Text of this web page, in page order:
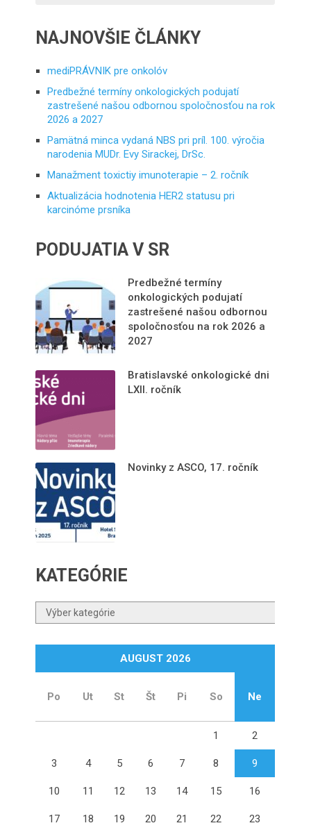
NAJNOVŠIE ČLÁNKY
mediPRÁVNIK pre onkolóv
Predbežné termíny onkologických podujatí
zastrešené našou odbornou spoločnosťou na rok
2026 a 2027
Pamätná minca vydaná NBS pri príl. 100. výročia
narodenia MUDr. Evy Sirackej, DrSc.
Manažment toxictiy imunoterapie – 2. ročník
Aktualizácia hodnotenia HER2 statusu pri
karcinóme prsníka
PODUJATIA V SR
Predbežné termíny
onkologických podujatí
zastrešené našou odbornou
spoločnosťou na rok 2026 a
2027
Bratislavské onkologické dni
LXII. ročník
Novinky z ASCO, 17. ročník
KATEGÓRIE
Kategórie
AUGUST 2026
Po Ut St Št Pi So Ne
1 2
3 4 5 6 7 8 9
10 11 12 13 14 15 16
17 18 19 20 21 22 23